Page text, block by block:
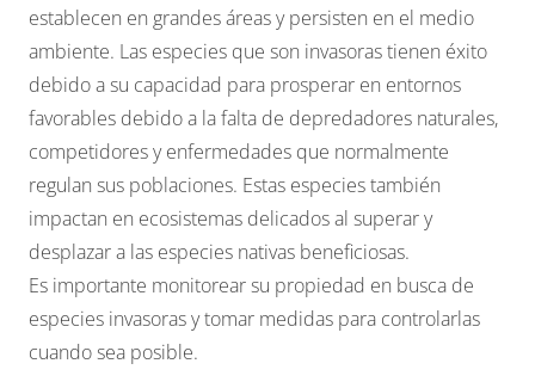
establecen en grandes áreas y persisten en el medio
ambiente. Las especies que son invasoras tienen éxito
debido a su capacidad para prosperar en entornos
favorables debido a la falta de depredadores naturales,
competidores y enfermedades que normalmente
regulan sus poblaciones. Estas especies también
impactan en ecosistemas delicados al superar y
desplazar a las especies nativas beneficiosas.
Es importante monitorear su propiedad en busca de
especies invasoras y tomar medidas para controlarlas
cuando sea posible.